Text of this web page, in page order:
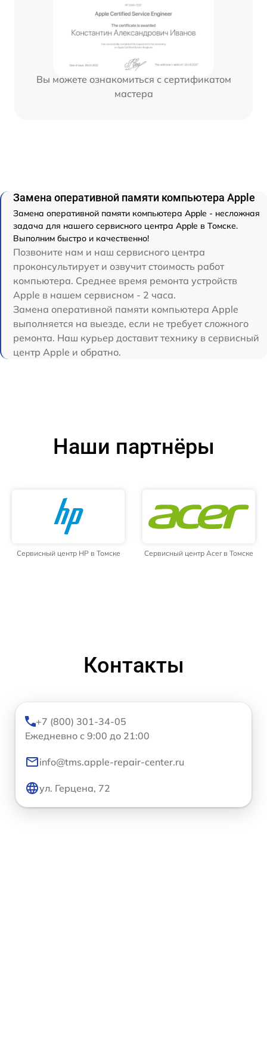
Вы можете ознакомиться с сертификатом
мастера
Замена оперативной памяти компьютера Apple
Замена оперативной памяти компьютера Apple - несложная
задача для нашего сервисного центра Apple в Томске.
Выполним быстро и качественно!
Позвоните нам и наш сервисного центра
проконсультирует и озвучит стоимость работ
компьютера. Среднее время ремонта устройств
Apple в нашем сервисном - 2 часа.
Замена оперативной памяти компьютера Apple
выполняется на выезде, если не требует сложного
ремонта. Наш курьер доставит технику в сервисный
центр Apple и обратно.
Наши партнёры
Сервисный центр HP в Томске Сервисный центр Acer в Томске
Контакты
+7 (800) 301-34-05
Ежедневно с 9:00 до 21:00
info@tms.apple-repair-center.ru
ул. Герцена, 72